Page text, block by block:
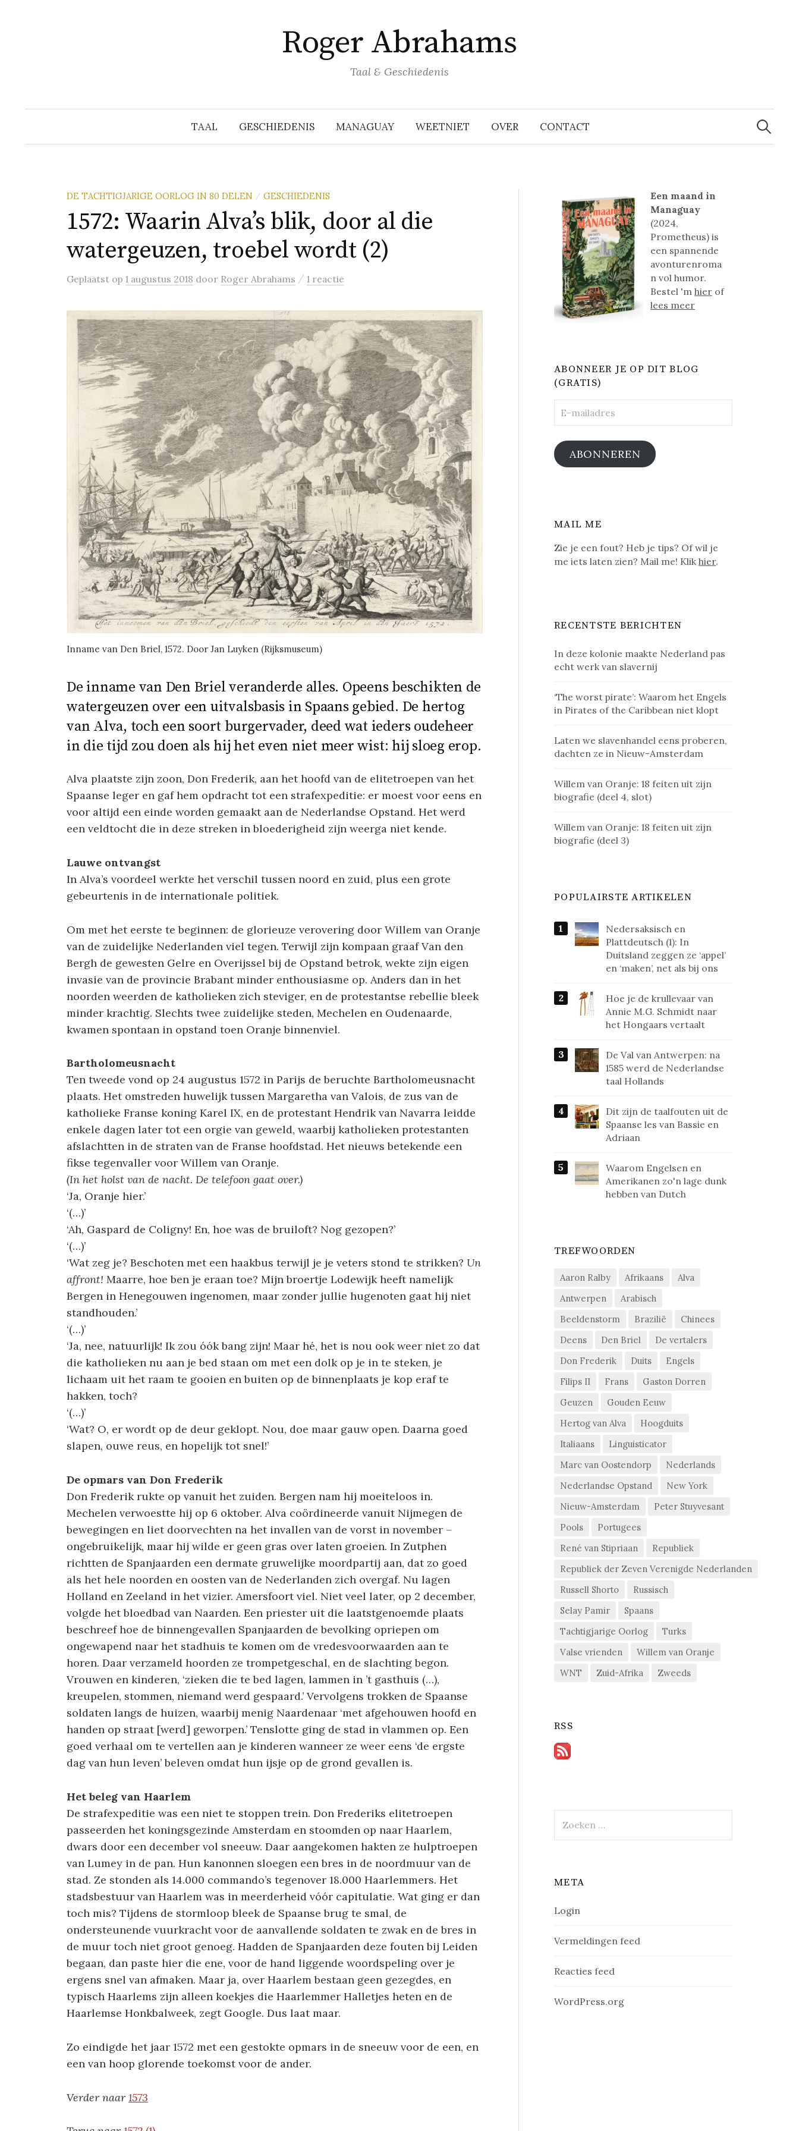
Roger Abrahams
Taal & Geschiedenis
TAAL GESCHIEDENIS MANAGUAY WEETNIET OVER CONTACT
Zoeken
naar:
DE TACHTIGJARIGE OORLOG IN 80 DELEN / GESCHIEDENIS
1572: Waarin Alva’s blik, door al die
watergeuzen, troebel wordt (2)
Geplaatst op 1 augustus 2018 door Roger Abrahams / 1 reactie
Inname van Den Briel, 1572. Door Jan Luyken (Rijksmuseum)
De inname van Den Briel veranderde alles. Opeens beschikten de
watergeuzen over een uitvalsbasis in Spaans gebied. De hertog
van Alva, toch een soort burgervader, deed wat ieders oudeheer
in die tijd zou doen als hij het even niet meer wist: hij sloeg erop.
Alva plaatste zijn zoon, Don Frederik, aan het hoofd van de elitetroepen van het
Spaanse leger en gaf hem opdracht tot een strafexpeditie: er moest voor eens en
voor altijd een einde worden gemaakt aan de Nederlandse Opstand. Het werd
een veldtocht die in deze streken in bloederigheid zijn weerga niet kende.
Lauwe ontvangst
In Alva’s voordeel werkte het verschil tussen noord en zuid, plus een grote
gebeurtenis in de internationale politiek.
Om met het eerste te beginnen: de glorieuze verovering door Willem van Oranje
van de zuidelijke Nederlanden viel tegen. Terwijl zijn kompaan graaf Van den
Bergh de gewesten Gelre en Overijssel bij de Opstand betrok, wekte zijn eigen
invasie van de provincie Brabant minder enthousiasme op. Anders dan in het
noorden weerden de katholieken zich steviger, en de protestantse rebellie bleek
minder krachtig. Slechts twee zuidelijke steden, Mechelen en Oudenaarde,
kwamen spontaan in opstand toen Oranje binnenviel.
Bartholomeusnacht
Ten tweede vond op 24 augustus 1572 in Parijs de beruchte Bartholomeusnacht
plaats. Het omstreden huwelijk tussen Margaretha van Valois, de zus van de
katholieke Franse koning Karel IX, en de protestant Hendrik van Navarra leidde
enkele dagen later tot een orgie van geweld, waarbij katholieken protestanten
afslachtten in de straten van de Franse hoofdstad. Het nieuws betekende een
fikse tegenvaller voor Willem van Oranje.
(In het holst van de nacht. De telefoon gaat over.)
‘Ja, Oranje hier.’
‘(…)’
‘Ah, Gaspard de Coligny! En, hoe was de bruiloft? Nog gezopen?’
‘(…)’
‘Wat zeg je? Beschoten met een haakbus terwijl je je veters stond te strikken? Un
affront! Maarre, hoe ben je eraan toe? Mijn broertje Lodewijk heeft namelijk
Bergen in Henegouwen ingenomen, maar zonder jullie hugenoten gaat hij niet
standhouden.’
‘(…)’
‘Ja, nee, natuurlijk! Ik zou óók bang zijn! Maar hé, het is nou ook weer niet zo dat
die katholieken nu aan je bed staan om met een dolk op je in te steken, je
lichaam uit het raam te gooien en buiten op de binnenplaats je kop eraf te
hakken, toch?
‘(…)’
‘Wat? O, er wordt op de deur geklopt. Nou, doe maar gauw open. Daarna goed
slapen, ouwe reus, en hopelijk tot snel!’
De opmars van Don Frederik
Don Frederik rukte op vanuit het zuiden. Bergen nam hij moeiteloos in.
Mechelen verwoestte hij op 6 oktober. Alva coördineerde vanuit Nijmegen de
bewegingen en liet doorvechten na het invallen van de vorst in november –
ongebruikelijk, maar hij wilde er geen gras over laten groeien. In Zutphen
richtten de Spanjaarden een dermate gruwelijke moordpartij aan, dat zo goed
als het hele noorden en oosten van de Nederlanden zich overgaf. Nu lagen
Holland en Zeeland in het vizier. Amersfoort viel. Niet veel later, op 2 december,
volgde het bloedbad van Naarden. Een priester uit die laatstgenoemde plaats
beschreef hoe de binnengevallen Spanjaarden de bevolking opriepen om
ongewapend naar het stadhuis te komen om de vredesvoorwaarden aan te
horen. Daar verzameld hoorden ze trompetgeschal, en de slachting begon.
Vrouwen en kinderen, ‘zieken die te bed lagen, lammen in ’t gasthuis (…),
kreupelen, stommen, niemand werd gespaard.’ Vervolgens trokken de Spaanse
soldaten langs de huizen, waarbij menig Naardenaar ‘met afgehouwen hoofd en
handen op straat [werd] geworpen.’ Tenslotte ging de stad in vlammen op. Een
goed verhaal om te vertellen aan je kinderen wanneer ze weer eens ‘de ergste
dag van hun leven’ beleven omdat hun ijsje op de grond gevallen is.
Het beleg van Haarlem
De strafexpeditie was een niet te stoppen trein. Don Frederiks elitetroepen
passeerden het koningsgezinde Amsterdam en stoomden op naar Haarlem,
dwars door een december vol sneeuw. Daar aangekomen hakten ze hulptroepen
van Lumey in de pan. Hun kanonnen sloegen een bres in de noordmuur van de
stad. Ze stonden als 14.000 commando’s tegenover 18.000 Haarlemmers. Het
stadsbestuur van Haarlem was in meerderheid vóór capitulatie. Wat ging er dan
toch mis? Tijdens de stormloop bleek de Spaanse brug te smal, de
ondersteunende vuurkracht voor de aanvallende soldaten te zwak en de bres in
de muur toch niet groot genoeg. Hadden de Spanjaarden deze fouten bij Leiden
begaan, dan paste hier die ene, voor de hand liggende woordspeling over je
ergens snel van afmaken. Maar ja, over Haarlem bestaan geen gezegdes, en
typisch Haarlems zijn alleen koekjes die Haarlemmer Halletjes heten en de
Haarlemse Honkbalweek, zegt Google. Dus laat maar.
Zo eindigde het jaar 1572 met een gestokte opmars in de sneeuw voor de een, en
een van hoop glorende toekomst voor de ander.
Verder naar 1573
Een maand in
Managuay
(2024,
Prometheus) is
een spannende
avonturenroma
n vol humor.
Bestel 'mhier of
lees meer
ABONNEER JE OP DIT BLOG
(GRATIS)
mailadres
ABONNEREN
MAIL ME
Zie je een fout? Heb je tips? Of wil je
me iets laten zien? Mail me! Klikhier.
RECENTSTE BERICHTEN
In deze kolonie maakte Nederland pas
echt werk van slavernij
‘The worst pirate’: Waarom het Engels
in Pirates of the Caribbean niet klopt
Laten we slavenhandel eens proberen,
dachten ze in Nieuw-Amsterdam
Willem van Oranje: 18 feiten uit zijn
biografie (deel 4, slot)
Willem van Oranje: 18 feiten uit zijn
biografie (deel 3)
POPULAIRSTE ARTIKELEN
Nedersaksisch en
Plattdeutsch (1): In
Duitsland zeggen ze ‘appel’
en ‘maken’, net als bij ons
Hoe je de krullevaar van
Annie M.G. Schmidt naar
het Hongaars vertaalt
De Val van Antwerpen: na
1585 werd de Nederlandse
taal Hollands
Dit zijn de taalfouten uit de
Spaanse les van Bassie en
Adriaan
Waarom Engelsen en
Amerikanen zo'n lage dunk
hebben van Dutch
TREFWOORDEN
Aaron Ralby Afrikaans
Alva
Antwerpen
Arabisch
Beeldenstorm
Brazilië
Chinees
Deens
Den Briel
De vertalers
Don Frederik
Duits
Engels
Filips II
Frans
Gaston Dorren
Geuzen
Gouden Eeuw
Hertog van Alva
Hoogduits
Italiaans
Linguisticator
Marc van Oostendorp
Nederlands
Nederlandse Opstand
New York
Nieuw-Amsterdam
Peter Stuyvesant
Pools
Portugees
René van Stipriaan
Republiek
Republiek der Zeven Verenigde Nederlanden
Russell Shorto
Russisch
Selay Pamir
Spaans
Tachtigjarige Oorlog
Turks
Valse vrienden
Willem van Oranje
WNT
Zuid-Afrika Zweeds
RSS
naar:
META
Login
Vermeldingen feed
Reacties feed
WordPress.org